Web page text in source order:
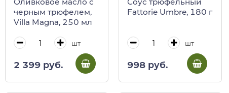
Оливковое масло с
черным трюфелем,
Villa Magna, 250 мл
шт
2 399 руб.
Соус трюфельный
Fattorie Umbre, 180 г
шт
998 руб.